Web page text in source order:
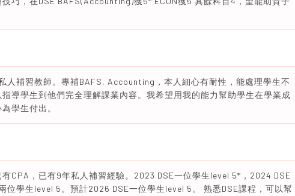
人補習教師。專補BAFS, Accounting，本人細心有耐性，能處理學生不
導學生到他們完全理解課業內容。我希望用我的能力幫助學生在學業成
學生付出。
CPA，已有9年私人補習經驗。2023 DSE一位學生level 5*，2024 DSE
位學生level 5。預計2026 DSE一位學生level 5。 熟悉DSE課程，可以幫